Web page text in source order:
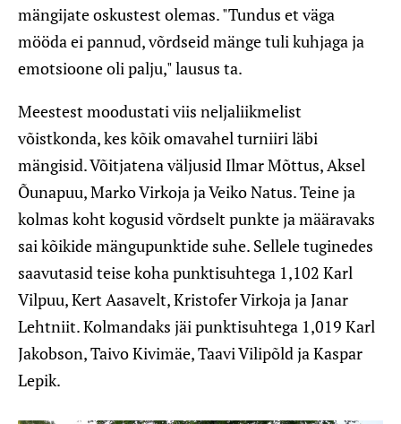
mängijate oskustest olemas. "Tundus et väga
mööda ei pannud, võrdseid mänge tuli kuhjaga ja
emotsioone oli palju," lausus ta.
Meestest moodustati viis neljaliikmelist
võistkonda, kes kõik omavahel turniiri läbi
mängisid. Võitjatena väljusid Ilmar Mõttus, Aksel
Õunapuu, Marko Virkoja ja Veiko Natus. Teine ja
kolmas koht kogusid võrdselt punkte ja määravaks
sai kõikide mängupunktide suhe. Sellele tuginedes
saavutasid teise koha punktisuhtega 1,102 Karl
Vilpuu, Kert Aasavelt, Kristofer Virkoja ja Janar
Lehtniit. Kolmandaks jäi punktisuhtega 1,019 Karl
Jakobson, Taivo Kivimäe, Taavi Vilipõld ja Kaspar
Lepik.